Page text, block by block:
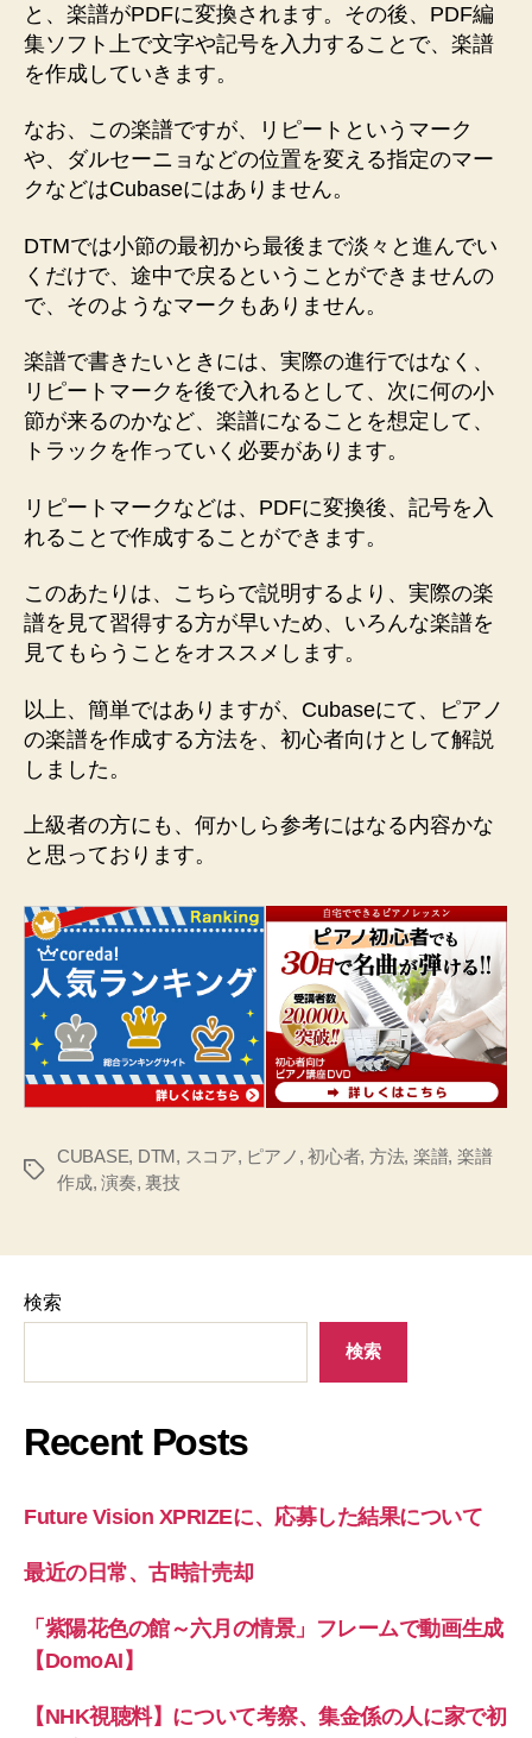
と、楽譜がPDFに変換されます。その後、PDF編
集ソフト上で文字や記号を入力することで、楽譜
を作成していきます。
なお、この楽譜ですが、リピートというマーク
や、ダルセーニョなどの位置を変える指定のマー
クなどはCubaseにはありません。
DTMでは小節の最初から最後まで淡々と進んでい
くだけで、途中で戻るということができませんの
で、そのようなマークもありません。
楽譜で書きたいときには、実際の進行ではなく、
リピートマークを後で入れるとして、次に何の小
節が来るのかなど、楽譜になることを想定して、
トラックを作っていく必要があります。
リピートマークなどは、PDFに変換後、記号を入
れることで作成することができます。
このあたりは、こちらで説明するより、実際の楽
譜を見て習得する方が早いため、いろんな楽譜を
見てもらうことをオススメします。
以上、簡単ではありますが、Cubaseにて、ピアノ
の楽譜を作成する方法を、初心者向けとして解説
しました。
上級者の方にも、何かしら参考にはなる内容かな
と思っております。
タ
CUBASE, DTM, スコア, ピアノ ,初心者, 方法, 楽譜, 楽譜
作成, 演奏, 裏技
検索
検索
Recent Posts
Future Vision XPRIZEに、応募した結果について
最近の日常、古時計売却
「紫陽花色の館～六月の情景」フレームで動画生成
【DomoAI】
【NHK視聴料】について考察、集金係の人に家で初